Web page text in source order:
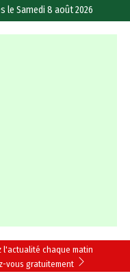
leSamedi 8 août 2026
l'actualité chaque matin
vous gratuitement